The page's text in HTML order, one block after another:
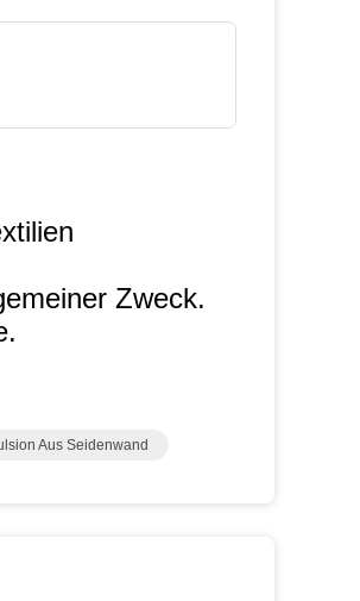
Zweck.
Aus Seidenwand